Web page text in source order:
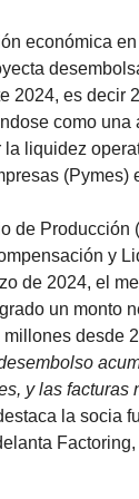
económica
2024, es decir
como una
liquidez
(Pymes)
de Producción
y
de 2024, el
un monto
desde
y las facturas
la socia